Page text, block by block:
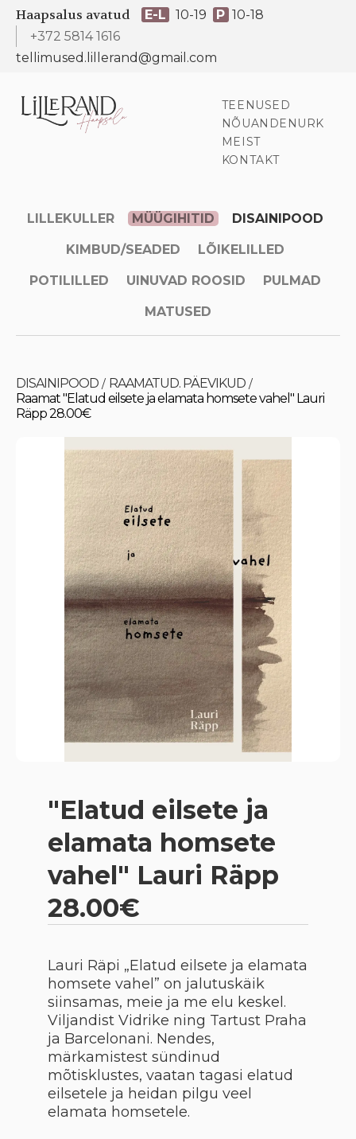
Haapsalus avatud E-L 10-19 P 10-18
+372 5814 1616
tellimused.lillerand@gmail.com
TEENUSED
NÕUANDENURK
MEIST
KONTAKT
LILLEKULLER MÜÜGIHITID DISAINIPOOD
KIMBUD/SEADED LÕIKELILLED
POTILILLED UINUVAD ROOSID PULMAD
MATUSED
DISAINIPOOD / RAAMATUD. PÄEVIKUD /
Raamat "Elatud eilsete ja elamata homsete vahel" Lauri
Räpp 28.00€
"Elatud eilsete ja
elamata homsete
vahel" Lauri Räpp
28.00€
Lauri Räpi „Elatud eilsete ja elamata
homsete vahel” on jalutuskäik
siinsamas, meie ja me elu keskel.
Viljandist Vidrike ning Tartust Praha
ja Barcelonani. Nendes,
märkamistest sündinud
mõtisklustes, vaatan tagasi elatud
eilsetele ja heidan pilgu veel
elamata homsetele.